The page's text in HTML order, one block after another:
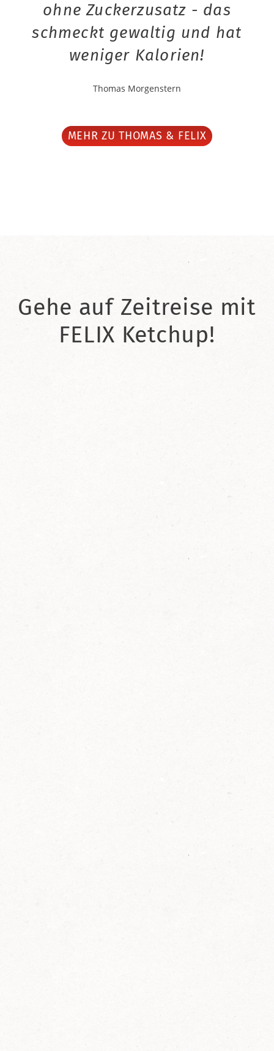
ohne Zuckerzusatz - das
schmeckt gewaltig und hat
weniger Kalorien!
Thomas Morgenstern
MEHR ZU THOMAS & FELIX
Gehe auf Zeitreise mit
FELIX Ketchup!